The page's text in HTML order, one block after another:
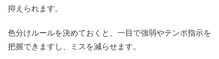
抑えられます。
色分けルールを決めておくと、一目で強弱やテンポ指示を
把握できますし、ミスを減らせます。